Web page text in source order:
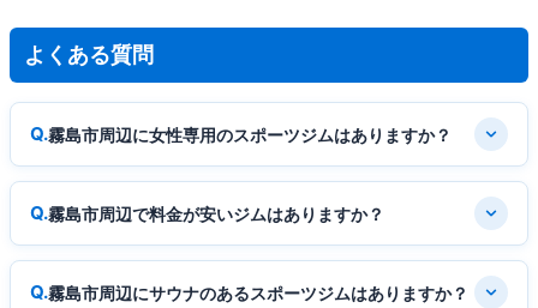
よくある質問
霧島市周辺に女性専用のスポーツジムはありますか？
霧島市周辺で料金が安いジムはありますか？
霧島市周辺にサウナのあるスポーツジムはありますか？